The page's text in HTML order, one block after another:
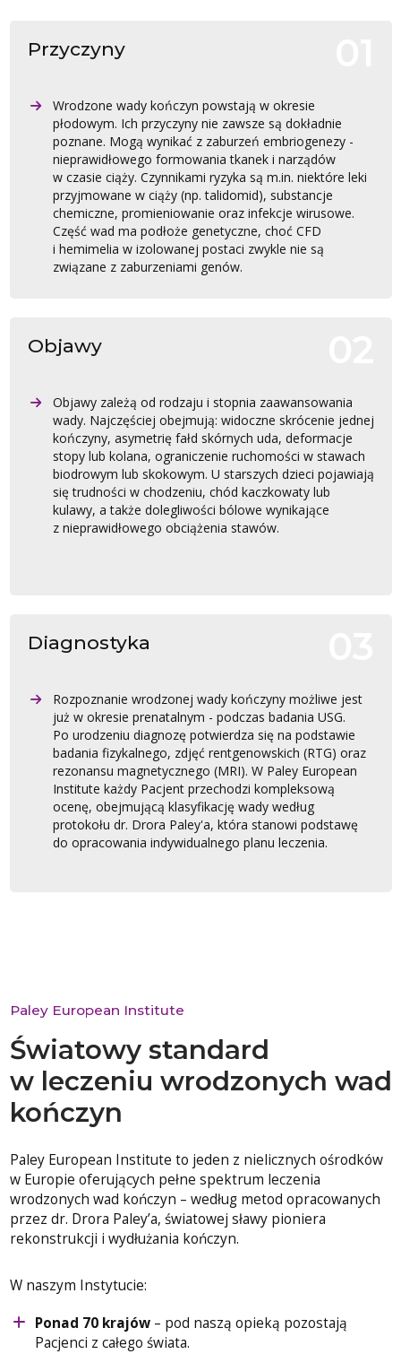
Przyczyny
Wrodzone wady kończyn powstają w okresie
płodowym. Ich przyczyny nie zawsze są dokładnie
poznane. Mogą wynikać z zaburzeń embriogenezy -
nieprawidłowego formowania tkanek i narządów
w czasie ciąży. Czynnikami ryzyka są m.in. niektóre leki
przyjmowane w ciąży (np. talidomid), substancje
chemiczne, promieniowanie oraz infekcje wirusowe.
Część wad ma podłoże genetyczne, choć CFD
i hemimelia w izolowanej postaci zwykle nie są
związane z zaburzeniami genów.
Objawy
Objawy zależą od rodzaju i stopnia zaawansowania
wady. Najczęściej obejmują: widoczne skrócenie jednej
kończyny, asymetrię fałd skórnych uda, deformacje
stopy lub kolana, ograniczenie ruchomości w stawach
biodrowym lub skokowym. U starszych dzieci pojawiają
się trudności w chodzeniu, chód kaczkowaty lub
kulawy, a także dolegliwości bólowe wynikające
z nieprawidłowego obciążenia stawów.
Diagnostyka
Rozpoznanie wrodzonej wady kończyny możliwe jest
już w okresie prenatalnym - podczas badania USG.
Po urodzeniu diagnozę potwierdza się na podstawie
badania fizykalnego, zdjęć rentgenowskich (RTG) oraz
rezonansu magnetycznego (MRI). W Paley European
Institute każdy Pacjent przechodzi kompleksową
ocenę, obejmującą klasyfikację wady według
protokołu dr. Drora Paley'a, która stanowi podstawę
do opracowania indywidualnego planu leczenia.
Paley European Institute
Światowy standard
w leczeniu wrodzonych wad
kończyn
Paley European Institute to jeden z nielicznych ośrodków
w Europie oferujących pełne spektrum leczenia
wrodzonych wad kończyn – według metod opracowanych
przez dr. Drora Paley’a, światowej sławy pioniera
rekonstrukcji i wydłużania kończyn.
W naszym Instytucie:
Ponad 70 krajów – pod naszą opieką pozostają
Pacjenci z całego świata.